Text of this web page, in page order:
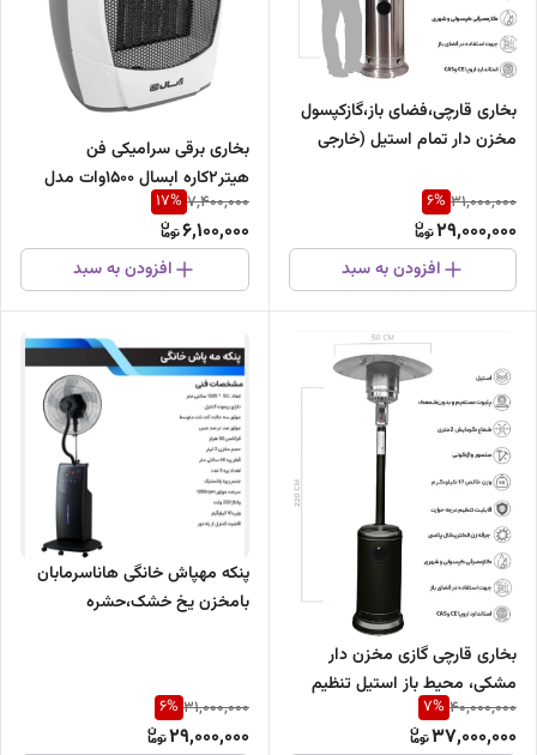
بخاری قارچی،فضای باز،گازکپسول
مخزن دار تمام استیل (خارجی
31,000,000
6%
29,000,000
افزودن به سبد
بخاری برقی سرامیکی فن
هیتر۲کاره ابسال ۱۵۰۰وات مدل
۳۳۰F
7,400,000
17%
6,100,000
افزودن به سبد
بخاری قارچی گازی مخزن دار
مشکی، محیط باز استیل تنظیم
ارتفاع دار،وارداتی.
40,000,000
7%
37,000,000
پنکه مهپاش خانگی هاناسرمابان
بامخزن یخ خشک،حشره
31,000,000
6%
29,000,000